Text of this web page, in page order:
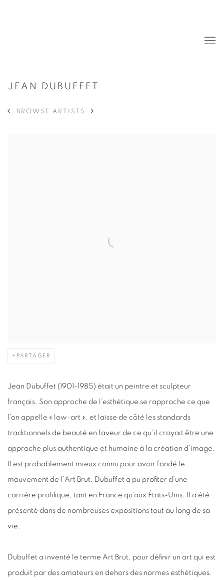
JEAN DUBUFFET
BROWSE ARTISTS
PARTAGER
Jean Dubuffet (1901-1985) était un peintre et sculpteur
français. Son approche de l’esthétique se rapproche ce que
l’on appelle « low-art », et laisse de côté les standards
traditionnels de beauté en faveur de ce qu’il croyait être une
approche plus authentique et humaine à la création d’image.
Il est probablement mieux connu pour avoir fondé le
mouvement de l’Art Brut. Dubuffet a pu profiter d’une
carrière prolifique, tant en France qu’aux États-Unis. Il a été
présenté dans de nombreuses expositions tout au long de sa
vie.
Dubuffet a inventé le terme Art Brut, pour définir un art qui est
produit par des amateurs en dehors des normes esthétiques.